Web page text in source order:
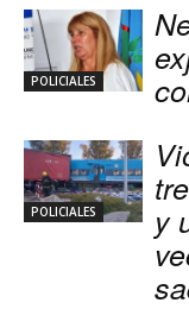
POLICIALES
POLICIALES
y